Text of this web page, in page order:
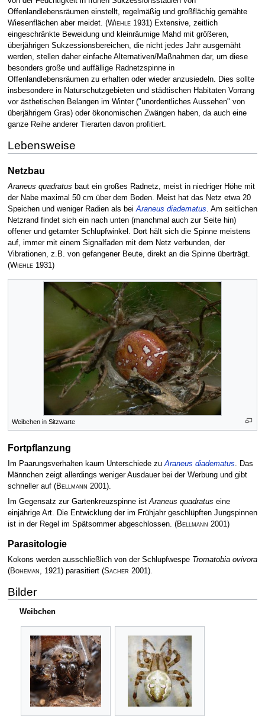
Offenlandlebensräumen einstellt, regelmäßig und großflächig gemähte
Wiesenflächen aber meidet. (Wiehle1931)Extensive, zeitlich
eingeschränkte Beweidung und kleinräumige Mahd mit größeren,
überjährigen Sukzessionsbereichen, die nicht jedes Jahr ausgemäht
werden, stellen daher einfache Alternativen/Maßnahmen dar, um diese
besonders große und auffällige Radnetzspinne in
Offenlandlebensräumen zu erhalten oder wieder anzusiedeln. Dies sollte
insbesondere in Naturschutzgebieten und städtischen Habitaten Vorrang
vor ästhetischen Belangen im Winter ("unordentliches Aussehen" von
überjährigem Gras) oder ökonomischen Zwängen haben, da auch eine
ganze Reihe anderer Tierarten davon profitiert.
Lebensweise
Netzbau
Araneus quadratus baut ein großes Radnetz, meist in niedriger Höhe mit
der Nabe maximal 50 cm über dem Boden. Meist hat das Netz etwa 20
Speichen und weniger Radien als beiAraneus diadematus. Am seitlichen
Netzrand findet sich ein nach unten (manchmal auch zur Seite hin)
offener und getarnter Schlupfwinkel. Dort hält sich die Spinne meistens
auf, immer mit einem Signalfaden mit dem Netz verbunden, der
Vibrationen, z.B. von gefangener Beute, direkt an die Spinne überträgt.
(Wiehle1931)
Weibchen in Sitzwarte
Fortpflanzung
Im Paarungsverhalten kaum Unterschiede zuAraneus diadematus. Das
Männchen zeigt allerdings weniger Ausdauer bei der Werbung und gibt
schneller auf (Bellmann 2001).
Im Gegensatz zur Gartenkreuzspinne ist Araneus quadratus eine
einjährige Art. Die Entwicklung der im Frühjahr geschlüpften Jungspinnen
ist in der Regel im Spätsommer abgeschlossen. (Bellmann 2001)
Parasitologie
Kokons werden ausschließlich von der Schlupfwespe Tromatobia ovivora
(Boheman, 1921) parasitiert (Sacher 2001).
Bilder
Weibchen